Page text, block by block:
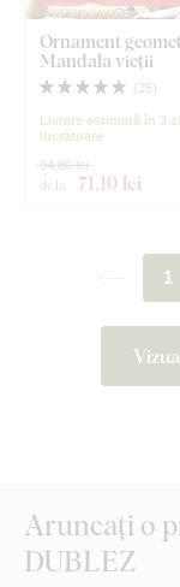
Ornament
Mandala vieții
( 25)
Livrare estimată în 3
lucrătoare
de la 71,10 lei
94,80 lei
1
Aruncați o
DUBLEZ